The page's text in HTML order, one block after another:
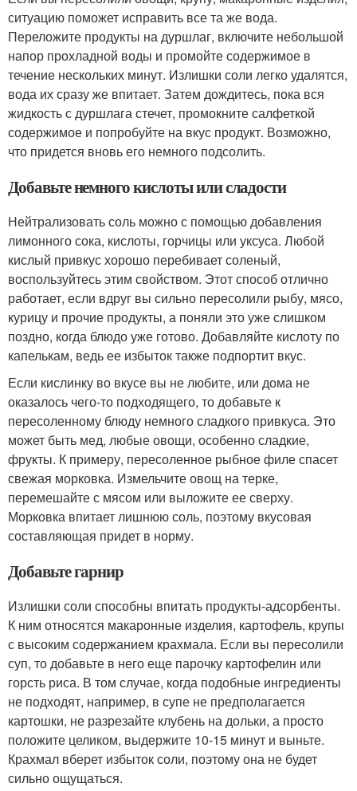
ситуацию поможет исправить все та же вода.
Переложите продукты на дуршлаг, включите небольшой
напор прохладной воды и промойте содержимое в
течение нескольких минут. Излишки соли легко удалятся,
вода их сразу же впитает. Затем дождитесь, пока вся
жидкость с дуршлага стечет, промокните салфеткой
содержимое и попробуйте на вкус продукт. Возможно,
что придется вновь его немного подсолить.
Добавьте немного кислоты или сладости
Нейтрализовать соль можно с помощью добавления
лимонного сока, кислоты, горчицы или уксуса. Любой
кислый привкус хорошо перебивает соленый,
воспользуйтесь этим свойством. Этот способ отлично
работает, если вдруг вы сильно пересолили рыбу, мясо,
курицу и прочие продукты, а поняли это уже слишком
поздно, когда блюдо уже готово. Добавляйте кислоту по
капелькам, ведь ее избыток также подпортит вкус.
Если кислинку во вкусе вы не любите, или дома не
оказалось чего-то подходящего, то добавьте к
пересоленному блюду немного сладкого привкуса. Это
может быть мед, любые овощи, особенно сладкие,
фрукты. К примеру, пересоленное рыбное филе спасет
свежая морковка. Измельчите овощ на терке,
перемешайте с мясом или выложите ее сверху.
Морковка впитает лишнюю соль, поэтому вкусовая
составляющая придет в норму.
Добавьте гарнир
Излишки соли способны впитать продукты-адсорбенты.
К ним относятся макаронные изделия, картофель, крупы
с высоким содержанием крахмала. Если вы пересолили
суп, то добавьте в него еще парочку картофелин или
горсть риса. В том случае, когда подобные ингредиенты
не подходят, например, в супе не предполагается
картошки, не разрезайте клубень на дольки, а просто
положите целиком, выдержите 10-15 минут и выньте.
Крахмал вберет избыток соли, поэтому она не будет
сильно ощущаться.